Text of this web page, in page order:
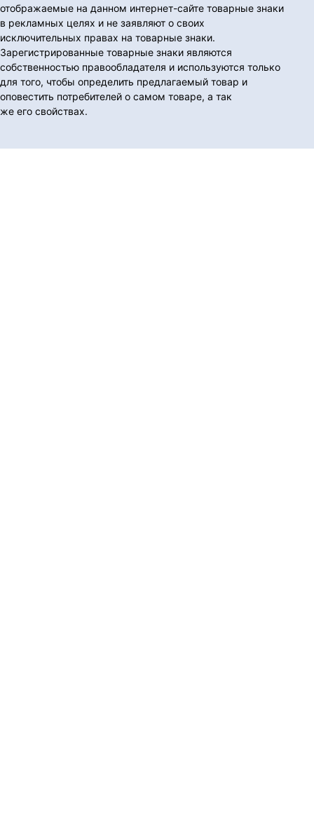
отображаемые на данном интернет-сайте товарные знаки
в рекламных целях и не заявляют о своих
исключительных правах на товарные знаки.
Зарегистрированные товарные знаки являются
собственностью правообладателя и используются только
для того, чтобы определить предлагаемый товар и
оповестить потребителей о самом товаре, а так
же его свойствах.